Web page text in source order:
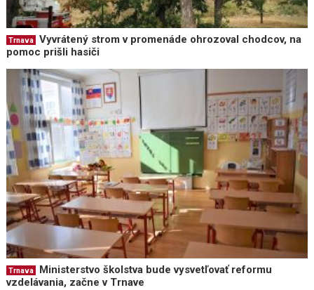
Trnava
Vyvrátený strom v promenáde ohrozoval chodcov, na
pomoc prišli hasiči
Trnava
Ministerstvo školstva bude vysvetľovať reformu
vzdelávania, začne v Trnave